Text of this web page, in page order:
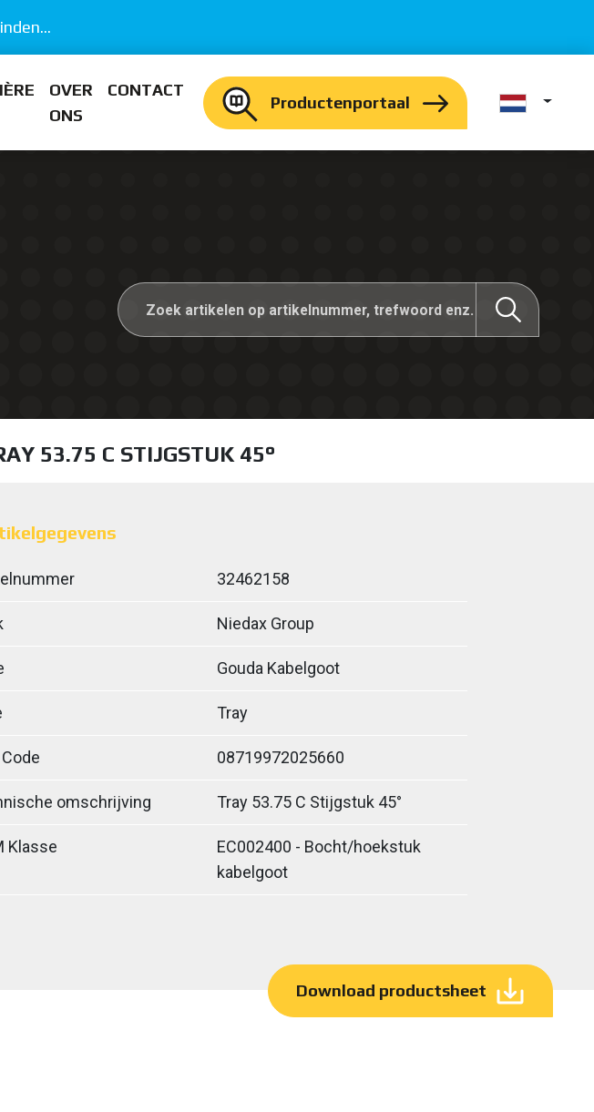
OVER
ONS
CONTACT
Productenportaal
53.75 C STIJGSTUK 45°
32462158
Niedax Group
Gouda Kabelgoot
Tray
08719972025660
omschrijving Tray 53.75 C Stijgstuk 45°
Klasse
EC002400 - Bocht/hoekstuk
kabelgoot
Download productsheet